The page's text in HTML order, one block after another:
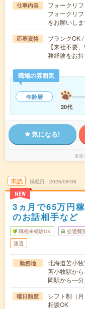
仕事内容
フォークリフ
フォークリ
をお願いし
応募資格
ブランクOK
【来社不要
務経験をお
職場の雰囲気
年齢層
20代
気になる!
派遣
未読
NEW
掲載日 2026/08/08
3ヵ月で65万円
のお話相手など
職種未経験OK 交通費
派遣
勤務地
北海道苫小
苫小牧駅か
岡駅から---
曜日頻度
シフト制（
相談OK